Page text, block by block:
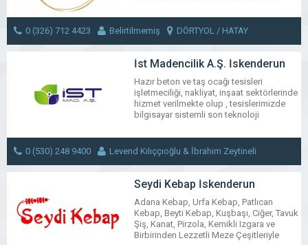
“mükemmel bir hizmet şirketi” olma
prensibiyle yola çıkıp bu alanda kendisini
sürekli geliştirmiştir..
WhatsApp
Facebook
Messenger
X Bluesky
Tumblr
Share
0 (326) 712 4423 Belirtilmemiş DÖRTYOL / HATAY
MESAJ GÖNDER
İst Madencilik A.Ş. İskenderun
Hazır beton ve taş ocağı tesisleri
işletmeciliği, nakliyat, inşaat sektörlerinde
hizmet verilmekte olup , tesislerimizde
bilgisayar sistemli son teknoloji
Kurumsal kimliği , kaliteli ürün, kusursuz
hizmet yönetimini ön planda tutan yönetim
politikamızla sektörümüzde konulara ve
sorunlara özel çözümler
üretebilmekteyiz…
WhatsApp
Facebook
Messenger
X Bluesky
Tumblr
Share
0 (530) 248 9400 Levend Kılıççıoğlu & İbrahim Zeytineli
MESAJ GÖNDER
Seydi Kebap İskenderun
Adana Kebap, Urfa Kebap, Patlıcan
Kebap, Beyti Kebap, Kuşbaşı, Ciğer, Tavuk
Şiş, Kanat, Pirzola, Kemikli Izgara ve
Birbirinden Lezzetli Meze Çeşitleriyle